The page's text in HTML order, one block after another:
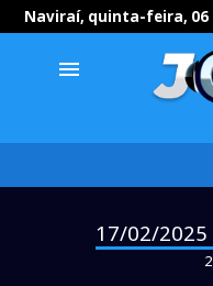
Naviraí, quinta-feira, 06
menu
17/02/